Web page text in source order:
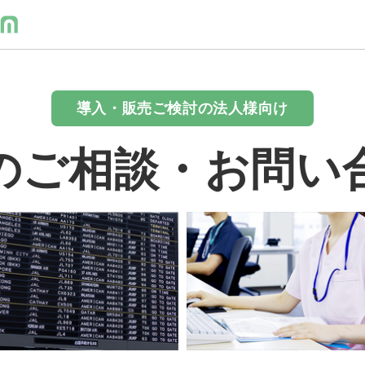
導入・販売ご検討の法人様向け
ご相談・お問い